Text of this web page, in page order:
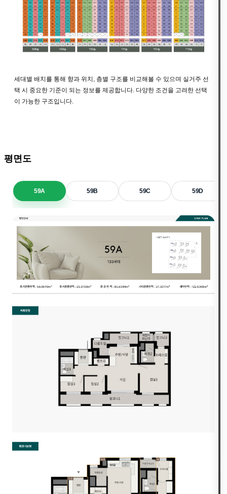
세대별 배치를 통해 향과 위치, 층별 구조를 비교해볼 수 있으며 실거주 선
택 시 중요한 기준이 되는 정보를 제공합니다. 다양한 조건을 고려한 선택
이 가능한 구조입니다.
평면도
59A 59B 59C 59D